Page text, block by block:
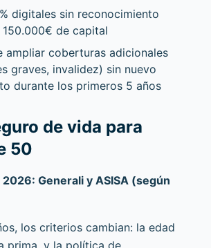
digitales sin reconocimiento
de capital
ampliar coberturas adicionales
graves, invalidez) sin nuevo
durante los primeros 5 años
de vida para
50
Generali y ASISA (según
los criterios cambian: la edad
prima, y la política de